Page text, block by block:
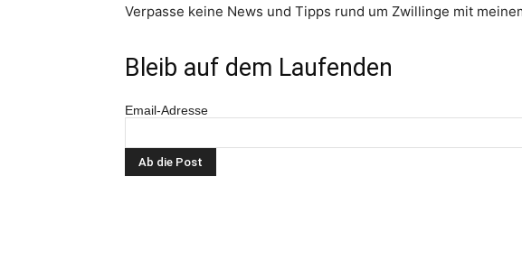
Verpasse keine News und Tipps rund um Zwillinge mit
Bleib auf dem Laufenden
Email-Adresse